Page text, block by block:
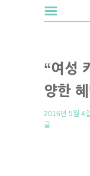
“여성
양한
2016년 5월 4
글